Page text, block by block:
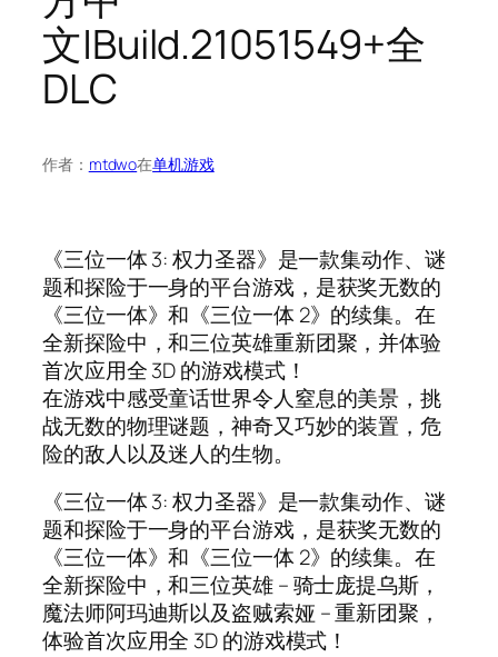
文|Build.21051549+全
DLC
作者： mtdwo在单机游戏
《三位一体 3: 权力圣器》是一款集动作、谜
题和探险于一身的平台游戏，是获奖无数的
《三位一体》和《三位一体 2》的续集。在
全新探险中，和三位英雄重新团聚，并体验
首次应用全 3D 的游戏模式！
在游戏中感受童话世界令人窒息的美景，挑
战无数的物理谜题，神奇又巧妙的装置，危
险的敌人以及迷人的生物。
《三位一体 3: 权力圣器》是一款集动作、谜
题和探险于一身的平台游戏，是获奖无数的
《三位一体》和《三位一体 2》的续集。在
全新探险中，和三位英雄 – 骑士庞提乌斯，
魔法师阿玛迪斯以及盗贼索娅 – 重新团聚，
体验首次应用全 3D 的游戏模式！